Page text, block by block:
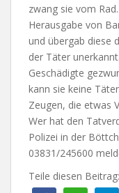
zwang sie vom
Herausgabe von
und übergab diese
der Täter
Geschädigte
kann sie keine
Zeugen, die etwas
Wer hat den
Polizei in der
03831/245600
Teile diesen Beitrag: